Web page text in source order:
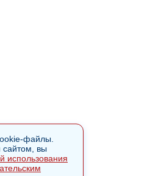
файлы.
сайтом, вы
использования